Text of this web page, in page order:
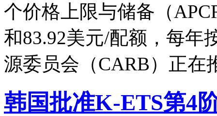
个价格上限与储备（
和83.92美元/配额，每年
源委员会（CARB）正在
韩国批准K-ETS第4